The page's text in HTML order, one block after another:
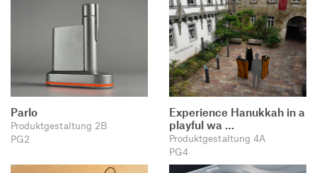
Parlo
Produktgestaltung 2B
PG2
Experience Hanukkah in a
playful wa …
Produktgestaltung 4A
PG4